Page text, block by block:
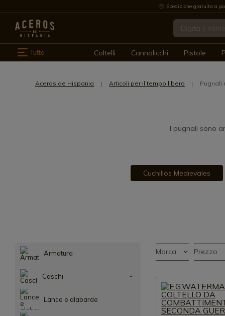
Spedizione gratuita a
Tutto Coltelli Cannolicchi Pistole
Aceros de Hispania Articoli per il tempo libero Pugnali
I pugnali sono
Cuchillos Medievales
Armatura
Caschi
Lance e alabarde
Marca Prezzo